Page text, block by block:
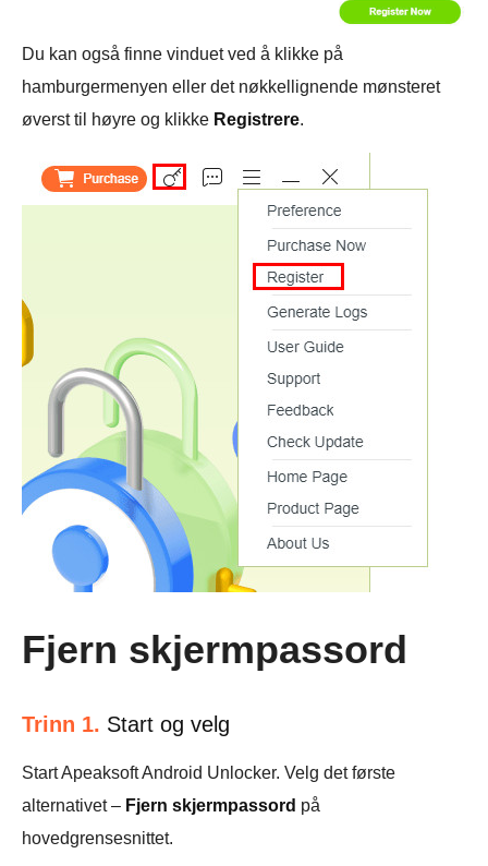
Du kan også finne vinduet ved å klikke på
hamburgermenyen eller det nøkkellignende mønsteret
øverst til høyre og klikke Registrere.
Fjern skjermpassord
Trinn 1. Start og velg
Start Apeaksoft Android Unlocker. Velg det første
alternativet – Fjern skjermpassord på
hovedgrensesnittet.